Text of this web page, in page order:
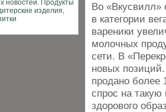
Во «Вкусвилл»
в категории
вареники
молочных
сети. В
новых
продано более
спрос на
здорового